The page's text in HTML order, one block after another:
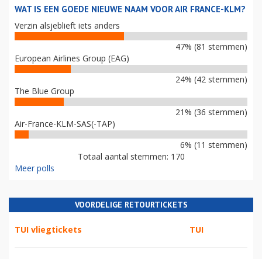
WAT IS EEN GOEDE NIEUWE NAAM VOOR AIR FRANCE-KLM?
Verzin alsjeblieft iets anders
47% (81 stemmen)
European Airlines Group (EAG)
24% (42 stemmen)
The Blue Group
21% (36 stemmen)
Air-France-KLM-SAS(-TAP)
6% (11 stemmen)
Totaal aantal stemmen: 170
Meer polls
VOORDELIGE RETOURTICKETS
TUI vliegtickets TUI